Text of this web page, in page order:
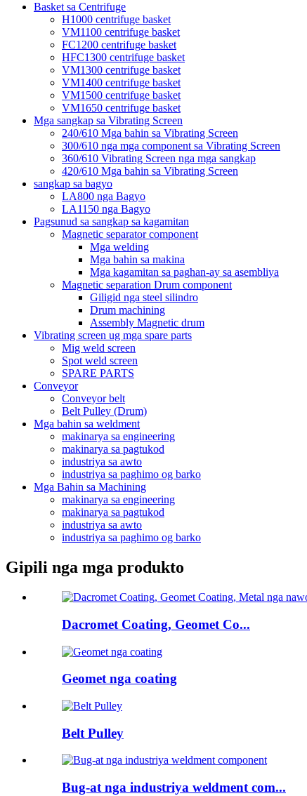
Basket sa Centrifuge
H1000 centrifuge basket
VM1100 centrifuge basket
FC1200 centrifuge basket
HFC1300 centrifuge basket
VM1300 centrifuge basket
VM1400 centrifuge basket
VM1500 centrifuge basket
VM1650 centrifuge basket
Mga sangkap sa Vibrating Screen
240/610 Mga bahin sa Vibrating Screen
300/610 nga mga component sa Vibrating Screen
360/610 Vibrating Screen nga mga sangkap
420/610 Mga bahin sa Vibrating Screen
sangkap sa bagyo
LA800 nga Bagyo
LA1150 nga Bagyo
Pagsunud sa sangkap sa kagamitan
Magnetic separator component
Mga welding
Mga bahin sa makina
Mga kagamitan sa paghan-ay sa asembliya
Magnetic separation Drum component
Giligid nga steel silindro
Drum machining
Assembly Magnetic drum
Vibrating screen ug mga spare parts
Mig weld screen
Spot weld screen
SPARE PARTS
Conveyor
Conveyor belt
Belt Pulley (Drum)
Mga bahin sa weldment
makinarya sa engineering
makinarya sa pagtukod
industriya sa awto
industriya sa paghimo og barko
Mga Bahin sa Machining
makinarya sa engineering
makinarya sa pagtukod
industriya sa awto
industriya sa paghimo og barko
Gipili nga mga produkto
Dacromet Coating, Geomet Co...
Geomet nga coating
Belt Pulley
Bug-at nga industriya weldment com...